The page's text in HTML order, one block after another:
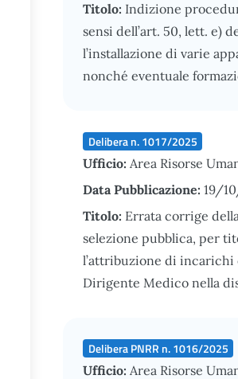
Titolo: Indizione
sensi dell’art. 50, lett. e)
l’installazione di varie
nonché eventuale
Delibera n. 1017/2025
Ufficio: Area Risorse
Data Pubblicazione: 19/
Titolo: Errata corrige
selezione pubblica, per
l’attribuzione di incarichi
Dirigente Medico nella
Delibera PNRR n. 1016/2025
Ufficio: Area Risorse